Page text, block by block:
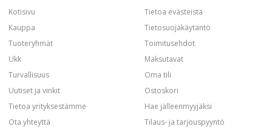
Kotisivu
Kauppa
Tuoteryhmät
Ukk
Turvallisuus
Uutiset ja vinkit
Tietoa yrityksestämme
Ota yhteyttä
Tietoa evästeistä
Tietosuojakäytäntö
Toimitusehdot
Maksutavat
Oma tili
Ostoskori
Hae jälleenmyyjäksi
Tilaus- ja tarjouspyyntö